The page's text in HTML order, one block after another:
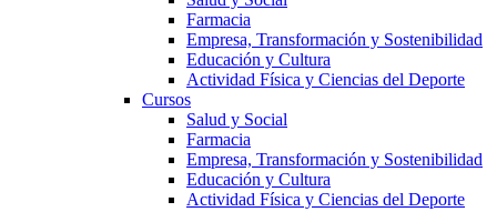
Farmacia
Empresa, Transformación y Sostenibilidad
Educación y Cultura
Actividad Física y Ciencias del Deporte
Cursos
Salud y Social
Farmacia
Empresa, Transformación y Sostenibilidad
Educación y Cultura
Actividad Física y Ciencias del Deporte